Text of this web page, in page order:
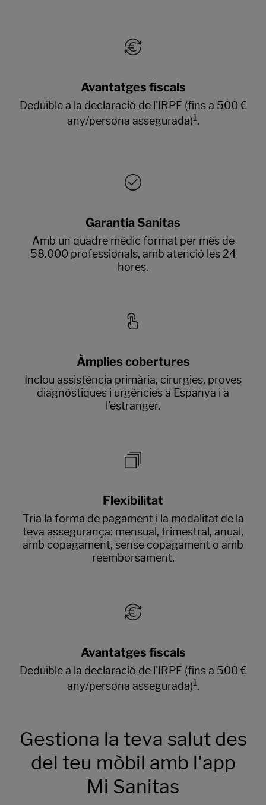
Avantatges fiscals
Deduïble a la declaració de l'IRPF (fins a 500 €
any/persona assegurada)1.
Garantia Sanitas
Amb un quadre mèdic format per més de
58.000 professionals, amb atenció les 24
hores.
Àmplies cobertures
Inclou assistència primària, cirurgies, proves
diagnòstiques i urgències a Espanya i a
l’estranger.
Flexibilitat
Tria la forma de pagament i la modalitat de la
teva assegurança: mensual, trimestral, anual,
amb copagament, sense copagament o amb
reemborsament.
Avantatges fiscals
Deduïble a la declaració de l'IRPF (fins a 500 €
any/persona assegurada)1.
Gestiona la teva salut des
del teu mòbil amb l'app
Mi Sanitas